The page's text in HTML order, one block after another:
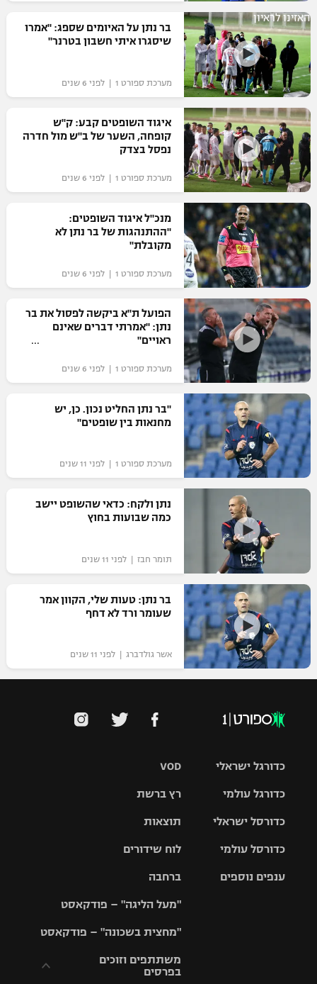
האזינו לראיון
בר נתן על האיומים שספג: "אמרו
שיסגרו איתי חשבון בטרנר"
מערכת ספורט 1 | לפני 6 שנים
איגוד השופטים קבע: ק"ש
קופחה, השער של ב"ש מול חדרה
נפסל בצדק
מערכת ספורט 1 | לפני 6 שנים
מנכ"ל איגוד השופטים:
"ההתנהגות של בר נתן לא
מקובלת"
מערכת ספורט 1 | לפני 6 שנים
הפועל ת"א ביקשה לפסול את בר
נתן: "אמרתי דברים שאינם
ראויים"
מערכת ספורט 1 | לפני 6 שנים
"בר נתן החליט נכון. כן, יש
מחנאות בין שופטים"
מערכת ספורט 1 | לפני 11 שנים
נתן ולקח: כדאי שהשופט יישב
כמה שבועות בחוץ
תומר חבז | לפני 11 שנים
בר נתן: טעות שלי, הקוון אמר
שעומר ורד לא דחף
אשר גולדברג | לפני 11 שנים
VOD
רץ ברשת
תוצאות
לוח שידורים
ברחבה
"מעל הליגה" – פודקאסט
"מחצית בשכונה" – פודקאסט
משתתפים וזוכים
בפרסים
כדורגל ישראלי
גביע הטוטו
כדורגל עולמי
האלופות
ליגה
כדורסל ישראלי
סל
כדורסל עולמי
ענפים נוספים